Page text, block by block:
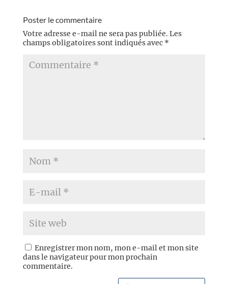
Poster le commentaire
Votre adresse e-mail ne sera pas publiée. Les
champs obligatoires sont indiqués avec *
Enregistrer mon nom, mon e-mail et mon site
dans le navigateur pour mon prochain
commentaire.